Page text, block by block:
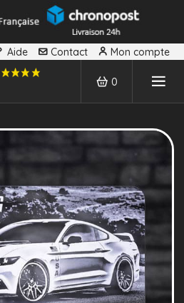
Aide Contact Mon compte
0